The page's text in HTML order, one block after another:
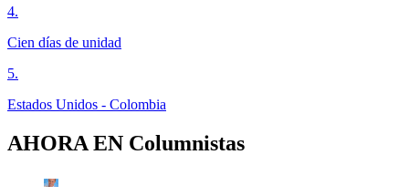
4.
Cien días de unidad
5.
Estados Unidos - Colombia
AHORA EN Columnistas